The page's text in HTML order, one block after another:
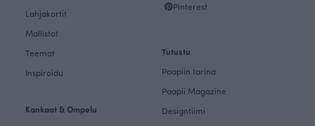
Lahjakortit
Mallistot
Teemat
Inspiroidu
Kankaat & Ompelu
Pinterest
Tutustu
Paapiin tarina
Paapii Magazine
Designtiimi